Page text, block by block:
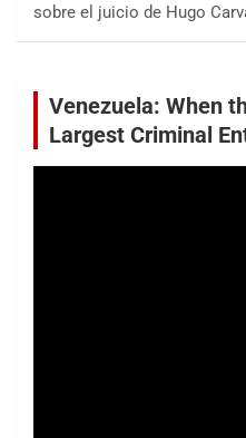
sobre el juicio de Hugo
Venezuela: When
Largest Criminal